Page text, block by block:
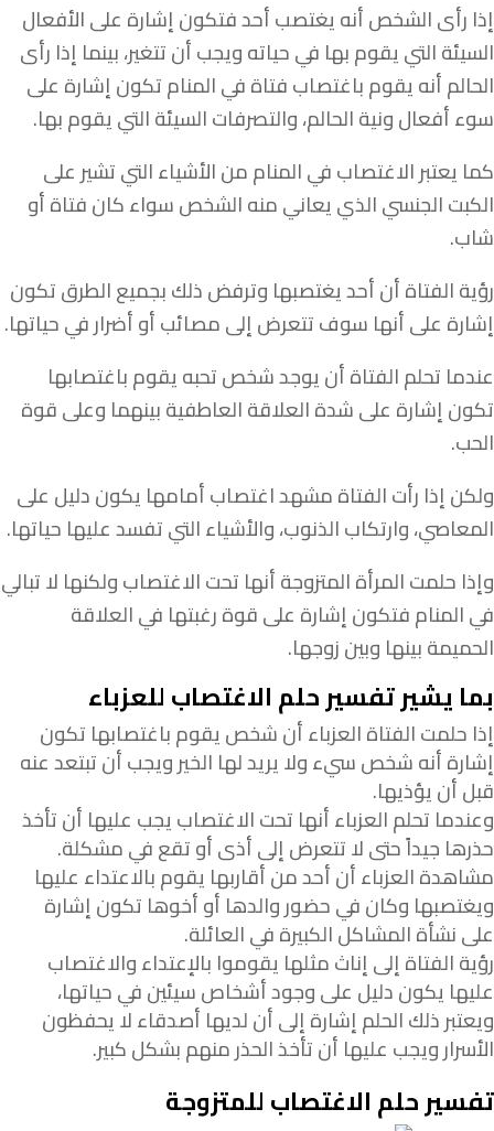
إذا رأى الشخص أنه يغتصب أحد فتكون إشارة على الأفعال
السيئة التي يقوم بها في حياته ويجب أن تتغير، بينما إذا رأى
الحالم أنه يقوم باغتصاب فتاة في المنام تكون إشارة على
سوء أفعال ونية الحالم، والتصرفات السيئة التي يقوم بها.
كما يعتبر الاغتصاب في المنام من الأشياء التي تشير على
الكبت الجنسي الذي يعاني منه الشخص سواء كان فتاة أو
شاب.
رؤية الفتاة أن أحد يغتصبها وترفض ذلك بجميع الطرق تكون
إشارة على أنها سوف تتعرض إلى مصائب أو أضرار في حياتها.
عندما تحلم الفتاة أن يوجد شخص تحبه يقوم باغتصابها
تكون إشارة على شدة العلاقة العاطفية بينهما وعلى قوة
الحب.
ولكن إذا رأت الفتاة مشهد اغتصاب أمامها يكون دليل على
المعاصي، وارتكاب الذنوب، والأشياء التي تفسد عليها حياتها.
وإذا حلمت المرأة المتزوجة أنها تحت الاغتصاب ولكنها لا تبالي
في المنام فتكون إشارة على قوة رغبتها في العلاقة
الحميمة بينها وبين زوجها.
بما يشير تفسير حلم الاغتصاب للعزباء
إذا حلمت الفتاة العزباء أن شخص يقوم باغتصابها تكون
إشارة أنه شخص سيء ولا يريد لها الخير ويجب أن تبتعد عنه
قبل أن يؤذيها.
وعندما تحلم العزباء أنها تحت الاغتصاب يجب عليها أن تأخذ
حذرها جيداً حتى لا تتعرض إلى أذى أو تقع في مشكلة.
مشاهدة العزباء أن أحد من أقاربها يقوم بالاعتداء عليها
ويغتصبها وكان في حضور والدها أو أخوها تكون إشارة
على نشأة المشاكل الكبيرة في العائلة.
رؤية الفتاة إلى إناث مثلها يقوموا بالإعتداء والاغتصاب
عليها يكون دليل على وجود أشخاص سيئين في حياتها،
ويعتبر ذلك الحلم إشارة إلى أن لديها أصدقاء لا يحفظون
الأسرار ويجب عليها أن تأخذ الحذر منهم بشكل كبير.
تفسير حلم الاغتصاب للمتزوجة